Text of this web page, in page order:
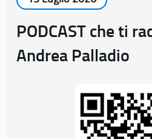
PODCAST che ti
Andrea Palladio